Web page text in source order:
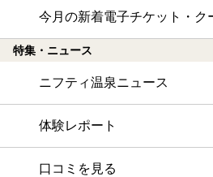
今月の新着電子チケット・ク
特集・ニュース
ニフティ温泉ニュース
体験レポート
口コミを見る